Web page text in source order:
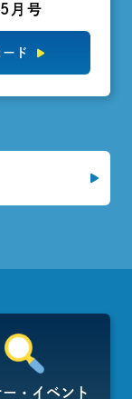
月号
ド
・イベント